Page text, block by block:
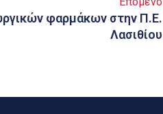
φαρμάκων στην Π.Ε.
Λασιθίου